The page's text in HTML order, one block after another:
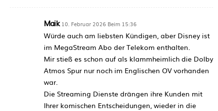
Maik 10. Februar 2026 Beim 15:36
Würde auch am liebsten Kündigen, aber Disney ist
im MegaStream Abo der Telekom enthalten.
Mir stieß es schon auf als klammheimlich die Dolby
Atmos Spur nur noch im Englischen OV vorhanden
war.
Die Streaming Dienste drängen ihre Kunden mit
Ihrer komischen Entscheidungen, wieder in die